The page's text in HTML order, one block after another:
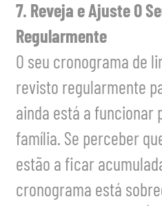
7. Reveja e Ajuste O
Regularmente
O seu cronograma de
revisto regularmente
ainda está a funcionar
família. Se perceber
estão a ficar
cronograma está